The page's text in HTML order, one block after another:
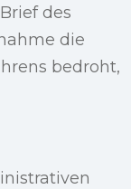
des
die
bedroht,